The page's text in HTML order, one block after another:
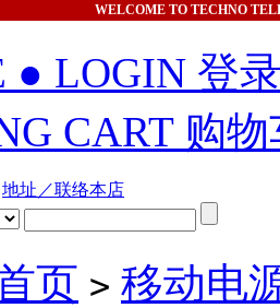
WELCOME TO TECHNO
● LOGIN 登
CART 购
地址／联络本店
页 > 移动电